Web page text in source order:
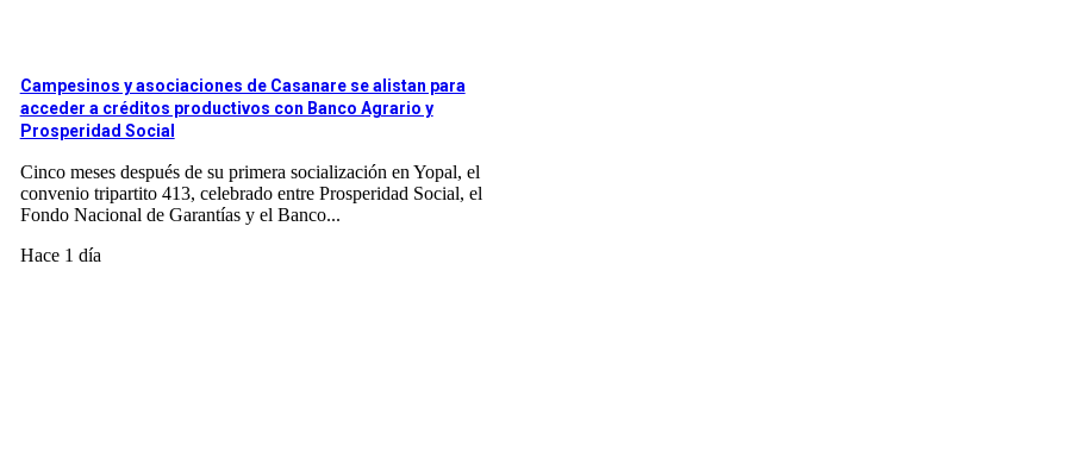
Campesinos y asociaciones de Casanare se alistan para
acceder a créditos productivos con Banco Agrario y
Prosperidad Social
Cinco meses después de su primera socialización en Yopal, el
convenio tripartito 413, celebrado entre Prosperidad Social, el
Fondo Nacional de Garantías y el Banco...
Hace 1 día